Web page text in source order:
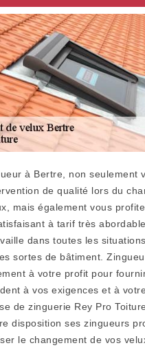
à Bertre, non seulement
de qualité lors du
mais également vous
à tarif très
dans toutes les
sortes de bâtiment.
à votre profit pour
à vos exigences et à
de zinguerie Rey Pro
disposition ses zingueurs
le changement de vos